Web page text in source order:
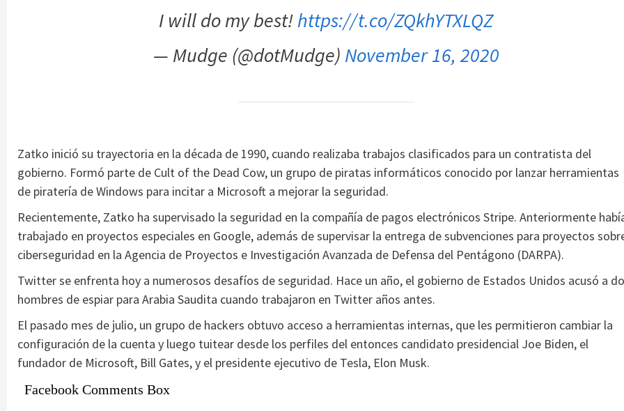
I will do my best!https://t.co/ZQkhYTXLQZ
— Mudge (@dotMudge) November 16, 2020
Zatko inició su trayectoria en la década de 1990, cuando realizaba trabajos clasificados para un contratista del
gobierno. Formó parte de Cult of the Dead Cow, un grupo de piratas informáticos conocido por lanzar herramientas
de piratería de Windows para incitar a Microsoft a mejorar la seguridad.
Recientemente, Zatko ha supervisado la seguridad en la compañía de pagos electrónicos Stripe. Anteriormente
trabajado en proyectos especiales en Google, además de supervisar la entrega de subvenciones para proyectos
ciberseguridad en la Agencia de Proyectos e Investigación Avanzada de Defensa del Pentágono (DARPA).
Twitter se enfrenta hoy a numerosos desafíos de seguridad. Hace un año, el gobierno de Estados Unidos acusó a
hombres de espiar para Arabia Saudita cuando trabajaron en Twitter años antes.
El pasado mes de julio, un grupo de hackers obtuvo acceso a herramientas internas, que les permitieron cambiar la
configuración de la cuenta y luego tuitear desde los perfiles del entonces candidato presidencial Joe Biden, el
fundador de Microsoft, Bill Gates, y el presidente ejecutivo de Tesla, Elon Musk.
Facebook Comments Box